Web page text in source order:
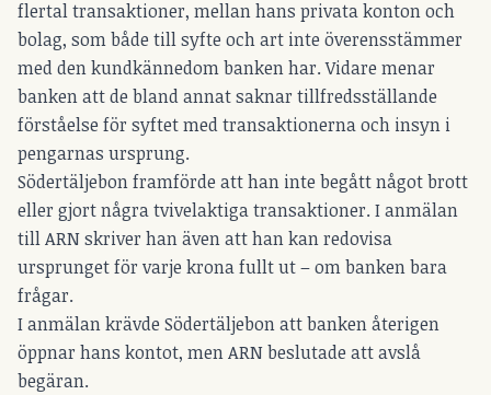
flertal transaktioner, mellan hans privata konton och
bolag, som både till syfte och art inte överensstämmer
med den kundkännedom banken har. Vidare menar
banken att de bland annat saknar tillfredsställande
förståelse för syftet med transaktionerna och insyn i
pengarnas ursprung.
Södertäljebon framförde att han inte begått något brott
eller gjort några tvivelaktiga transaktioner. I anmälan
till ARN skriver han även att han kan redovisa
ursprunget för varje krona fullt ut – om banken bara
frågar.
I anmälan krävde Södertäljebon att banken återigen
öppnar hans kontot, men ARN beslutade att avslå
begäran.